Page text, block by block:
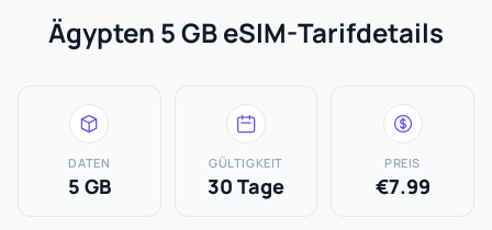
Ägypten 5 GB eSIM-Tarifdetails
DATEN
5 GB
GÜLTIGKEIT
30 Tage
PREIS
€7.99